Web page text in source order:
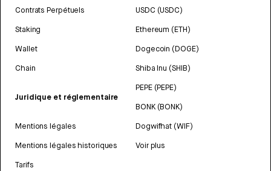
Contrats Perpétuels
Staking
Wallet
Chain
Juridique et réglementaire
Mentions légales
Mentions légales historiques
Tarifs
USDC (USDC)
Ethereum (ETH)
Dogecoin (DOGE)
Shiba Inu (SHIB)
PEPE (PEPE)
BONK (BONK)
Dogwifhat (WIF)
Voir plus